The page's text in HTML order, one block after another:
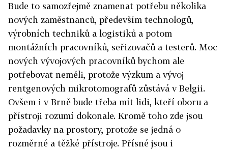
Bude to samozřejmě znamenat potřebu několika
nových zaměstnanců, především technologů,
výrobních techniků a logistiků a potom
montážních pracovníků, seřizovačů a testerů. Moc
nových vývojových pracovníků bychom ale
potřebovat neměli, protože výzkum a vývoj
rentgenových mikrotomografů zůstává v Belgii.
Ovšem i v Brně bude třeba mít lidi, kteří oboru a
přístroji rozumí dokonale. Kromě toho zde jsou
požadavky na prostory, protože se jedná o
rozměrné a těžké přístroje. Přísné jsou i